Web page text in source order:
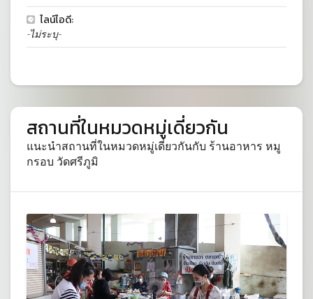
ไลน์ไอดี:
-ไม่ระบุ-
สถานที่ในหมวดหมู่เดี่ยวกัน
แนะนำสถานที่ในหมวดหมู่เดี่ยวกันกับ ร้านอาหาร หมู
กรอบ วัดศรีภูมิ